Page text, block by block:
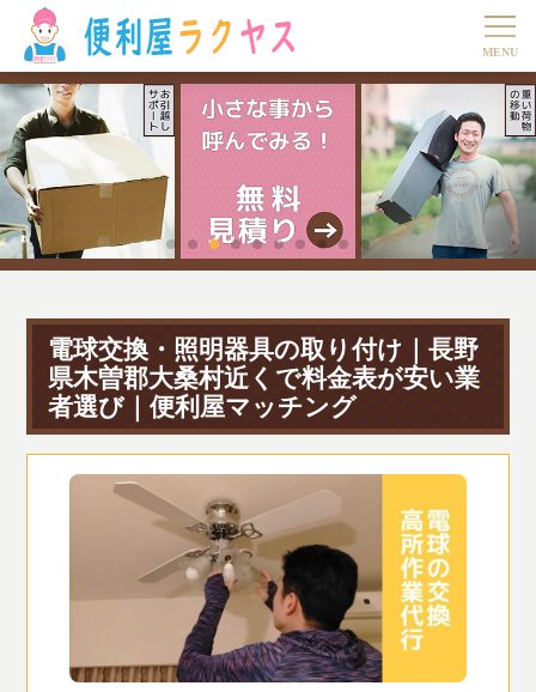
電球交換・照明器具の取り付け｜長野
県木曽郡大桑村近くで料金表が安い業
者選び｜便利屋マッチング